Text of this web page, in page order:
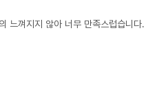
느껴지지 않아 너무 만족스럽습니다.